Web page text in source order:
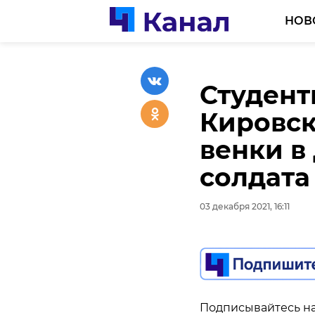
венки в
солдата
03 декабря 2021, 16:11
Подписывайтесь
Умерла
03 декабря 2021, 15:53
Подписывайтесь
Курорт
районе
03 декабря 2021, 15:51
Подписывайтесь